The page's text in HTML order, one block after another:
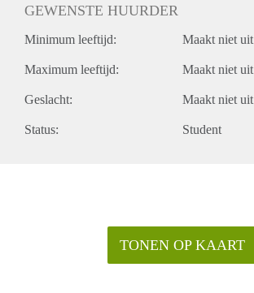
GEWENSTE HUURDER
Minimum leeftijd: Maakt niet uit
Maximum leeftijd: Maakt niet uit
Geslacht: Maakt niet uit
Status: Student
TONEN OP KAART